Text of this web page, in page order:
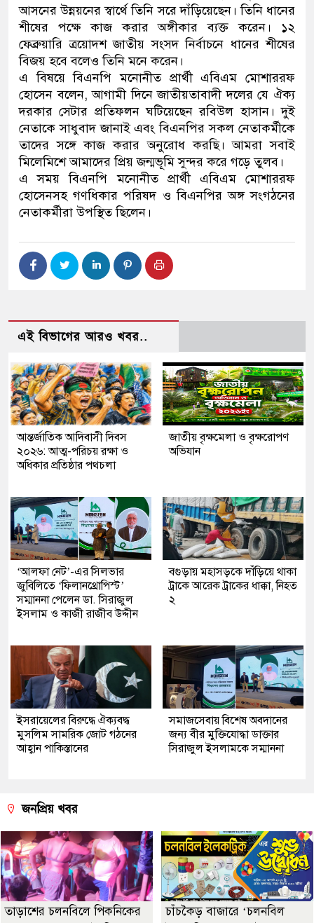
আসনের উন্নয়নের স্বার্থে তিনি সরে দাঁড়িয়েছেন। তিনি ধানের
শীষের পক্ষে কাজ করার অঙ্গীকার ব্যক্ত করেন। ১২
ফেব্রুয়ারি ত্রয়োদশ জাতীয় সংসদ নির্বাচনে ধানের শীষের
বিজয় হবে বলেও তিনি মনে করেন।
এ বিষয়ে বিএনপি মনোনীত প্রার্থী এবিএম মোশাররফ
হোসেন বলেন, আগামী দিনে জাতীয়তাবাদী দলের যে ঐক্য
দরকার সেটার প্রতিফলন ঘটিয়েছেন রবিউল হাসান। দুই
নেতাকে সাধুবাদ জানাই এবং বিএনপির সকল নেতাকর্মীকে
তাদের সঙ্গে কাজ করার অনুরোধ করছি। আমরা সবাই
মিলেমিশে আমাদের প্রিয় জন্মভূমি সুন্দর করে গড়ে তুলব।
এ সময় বিএনপি মনোনীত প্রার্থী এবিএম মোশাররফ
হোসেনসহ গণধিকার পরিষদ ও বিএনপির অঙ্গ সংগঠনের
নেতাকর্মীরা উপস্থিত ছিলেন।
এই বিভাগের আরও খবর..
আন্তর্জাতিক আদিবাসী দিবস
২০২৬: আত্ম-পরিচয় রক্ষা ও
অধিকার প্রতিষ্ঠার পথচলা
জাতীয় বৃক্ষমেলা ও বৃক্ষরোপণ
অভিযান
‘আলফা নেট’-এর সিলভার
জুবিলিতে ‘ফিলানথ্রোপিস্ট’
সম্মাননা পেলেন ডা. সিরাজুল
ইসলাম ও কাজী রাজীব উদ্দীন
বগুড়ায় মহাসড়কে দাঁড়িয়ে থাকা
ট্রাকে আরেক ট্রাকের ধাক্কা, নিহত
২
ইসরায়েলের বিরুদ্ধে ঐক্যবদ্ধ
মুসলিম সামরিক জোট গঠনের
আহ্বান পাকিস্তানের
সমাজসেবায় বিশেষ অবদানের
জন্য বীর মুক্তিযোদ্ধা ডাক্তার
সিরাজুল ইসলামকে সম্মাননা
জনপ্রিয় খবর
তাড়াশের চলনবিলে পিকনিকের
চাঁচকৈড় বাজারে ‘চলনবিল